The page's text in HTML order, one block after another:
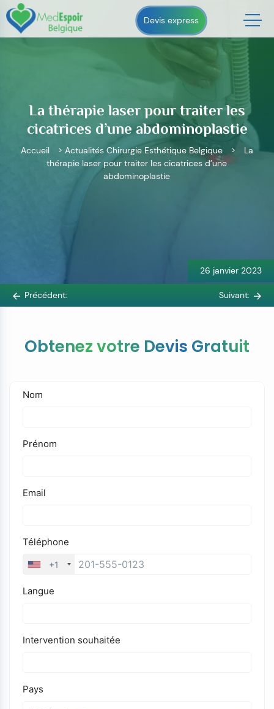
Skip
to
content
Devis express
La thérapie laser pour traiter les
cicatrices d’une abdominoplastie
Accueil > Actualités Chirurgie Esthétique Belgique >
La
thérapie laser pour traiter les cicatrices d’une
abdominoplastie
26 janvier 2023
Précédent: Suivant:
Obtenez votre Devis Gratuit